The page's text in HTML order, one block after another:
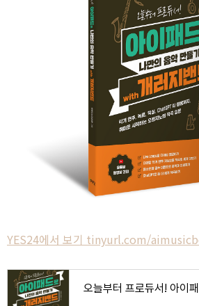
YES24에서 보기 tinyurl.com/